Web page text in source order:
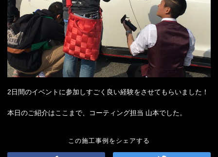
2日間のイベントに参加しすごく良い経験をさせてもらいました！
本日のご紹介はここまで、コーティング担当 山本でした。
この施工事例をシェアする